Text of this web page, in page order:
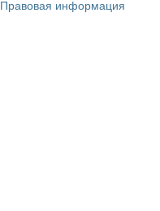
Правовая информация